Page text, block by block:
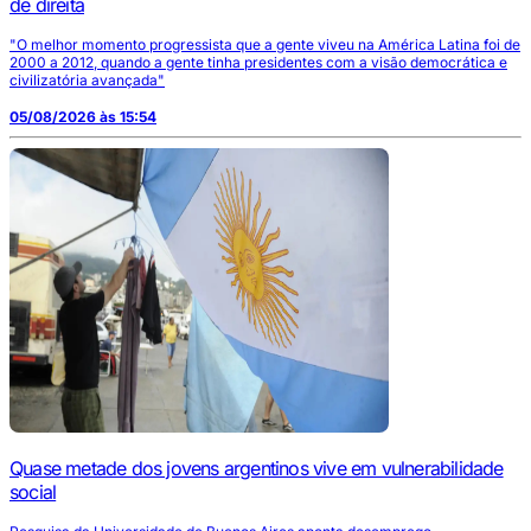
de direita
"O melhor momento progressista que a gente viveu na América Latina foi de
2000 a 2012, quando a gente tinha presidentes com a visão democrática e
civilizatória avançada"
05/08/2026 às 15:54
Quase metade dos jovens argentinos vive em vulnerabilidade
social